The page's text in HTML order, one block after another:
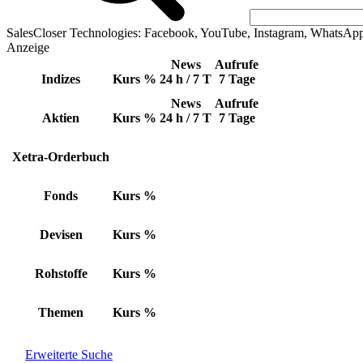
SalesCloser Technologies: Facebook, YouTube, Instagram,
Anzeige
Indizes Kurs %
News
24 h / 7 T
Aufrufe
7 Tage
Aktien Kurs %
News
24 h / 7 T
Aufrufe
7 Tage
Xetra-Orderbuch
Fonds Kurs %
Devisen Kurs %
Rohstoffe Kurs %
Themen Kurs %
Erweiterte Suche